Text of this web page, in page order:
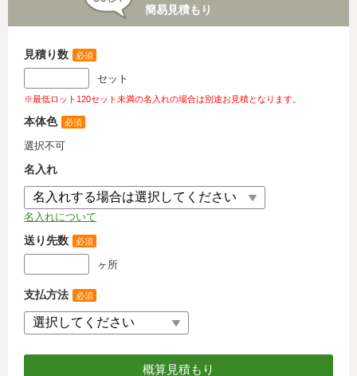
簡易見積もり
見積り数 必須
セット
※最低ロット120セット未満の名入れの場合は別途お見積となります。
本体色 必須
選択不可
名入れ
名入れについて
送り先数 必須
ヶ所
支払方法 必須